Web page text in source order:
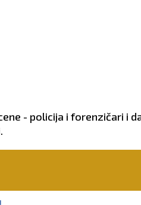
- policija i forenzičari i